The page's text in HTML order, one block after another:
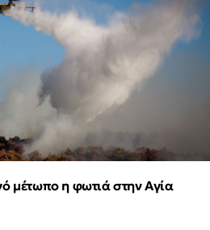
μέτωπο η φωτιά στην Αγία